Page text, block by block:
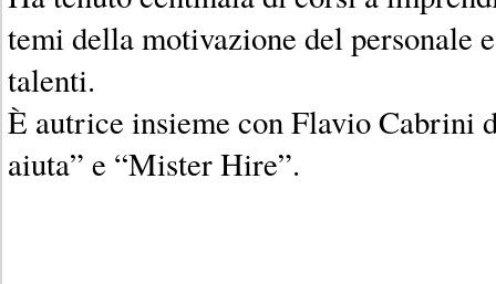
temi della motivazione del personale
talenti.
È autrice insieme con Flavio Cabrini
aiuta” e “Mister Hire”.